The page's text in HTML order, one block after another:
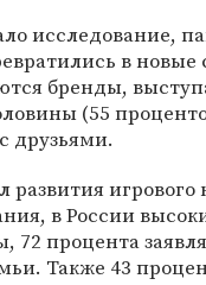
исследование,
в новые
бренды,
(55
друзьями.
развития
в России
72 процента
Также 43